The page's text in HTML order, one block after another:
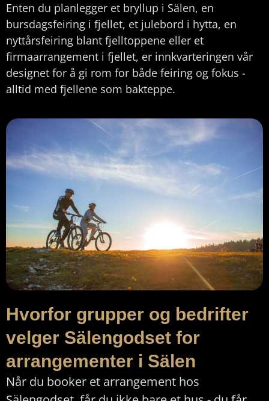
Enten du planlegger et bryllup i Sälen, en
bursdagsfeiring i fjellet, et julebord i hytta, en
nyttårsfeiring blant fjelltoppene eller et
firmaarrangement i fjellet, er innkvarteringen vår
designet for å gi rom for både feiring og fokus -
alltid med fjellene som bakteppe.
Hvorfor grupper og bedrifter
velger Sälengodset for
arrangementer i Sälen
Når du booker et arrangement hos